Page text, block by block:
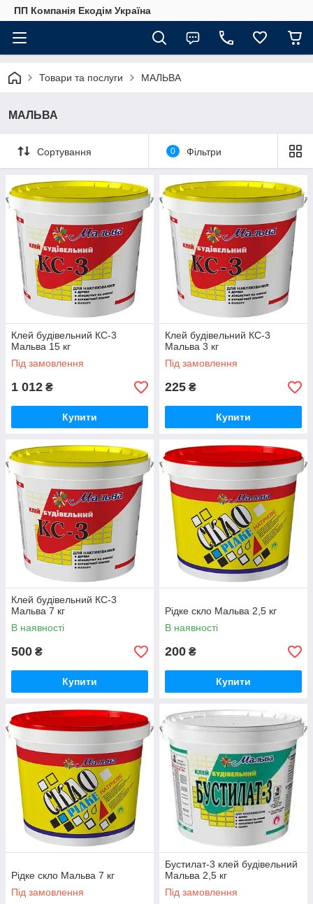
ПП Компанія Екодім Україна
Товари та послуги МАЛЬВА
МАЛЬВА
Сортування 0 Фільтри
Клей будівельний КС-3
Мальва 15 кг
Під замовлення
1 012 ₴
Купити
Клей будівельний КС-3
Мальва 3 кг
Під замовлення
225 ₴
Купити
Клей будівельний КС-3
Мальва 7 кг
В наявності
500 ₴
Купити
Рідке скло Мальва 2,5 кг
В наявності
200 ₴
Купити
Рідке скло Мальва 7 кг
Під замовлення
Бустилат-3 клей будівельний
Мальва 2,5 кг
Під замовлення